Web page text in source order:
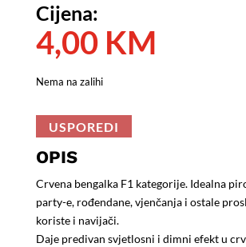
Cijena:
4,00 KM
Nema na zalihi
USPOREDI
OPIS
Crvena bengalka F1 kategorije. Idealna
party-e, rođendane, vjenčanja i ostale
koriste i navijači.
Daje predivan svjetlosni i dimni efekt u